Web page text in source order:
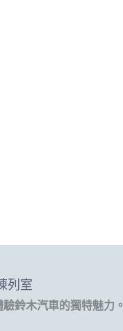
列室
鈴木汽車的獨特魅力。